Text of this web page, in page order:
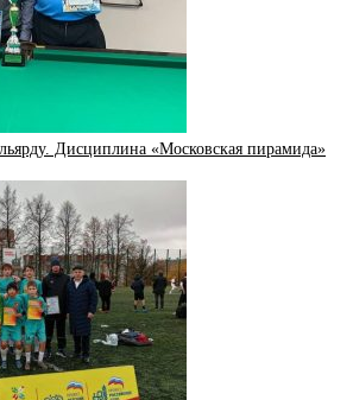
Дисциплина «Московская пирамида»